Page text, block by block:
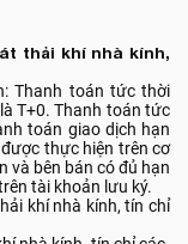
thải khí nhà kính,
Thanh toán tức thời
T+0. Thanh toán tức
toán giao dịch hạn
thực hiện trên cơ
và bên bán có đủ hạn
tài khoản lưu ký.
khí nhà kính, tín chỉ